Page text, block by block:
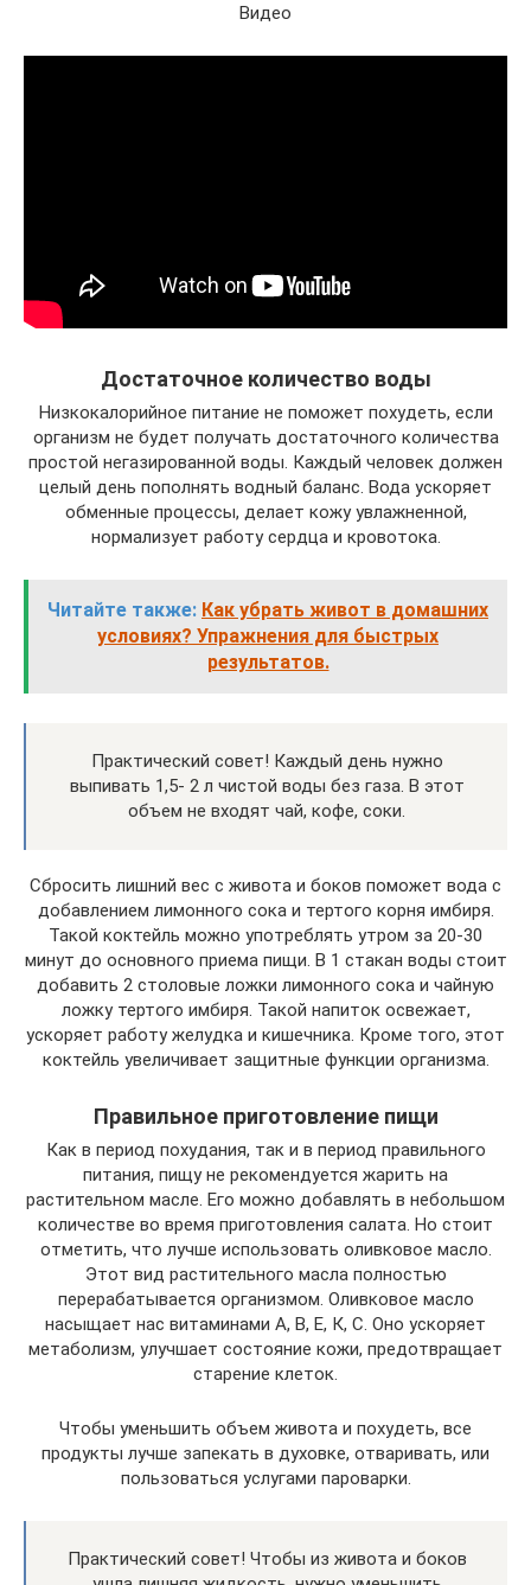
Видео
Достаточное количество воды
Низкокалорийное питание не поможет похудеть, если
организм не будет получать достаточного количества
простой негазированной воды. Каждый человек должен
целый день пополнять водный баланс. Вода ускоряет
обменные процессы, делает кожу увлажненной,
нормализует работу сердца и кровотока.
Читайте также: Как убрать живот в домашних
условиях? Упражнения для быстрых
результатов.
Практический совет! Каждый день нужно
выпивать 1,5- 2 л чистой воды без газа. В этот
объем не входят чай, кофе, соки.
Сбросить лишний вес с живота и боков поможет вода с
добавлением лимонного сока и тертого корня имбиря.
Такой коктейль можно употреблять утром за 20-30
минут до основного приема пищи. В 1 стакан воды стоит
добавить 2 столовые ложки лимонного сока и чайную
ложку тертого имбиря. Такой напиток освежает,
ускоряет работу желудка и кишечника. Кроме того, этот
коктейль увеличивает защитные функции организма.
Правильное приготовление пищи
Как в период похудания, так и в период правильного
питания, пищу не рекомендуется жарить на
растительном масле. Его можно добавлять в небольшом
количестве во время приготовления салата. Но стоит
отметить, что лучше использовать оливковое масло.
Этот вид растительного масла полностью
перерабатывается организмом. Оливковое масло
насыщает нас витаминами А, В, Е, К, С. Оно ускоряет
метаболизм, улучшает состояние кожи, предотвращает
старение клеток.
Чтобы уменьшить объем живота и похудеть, все
продукты лучше запекать в духовке, отваривать, или
пользоваться услугами пароварки.
Практический совет! Чтобы из живота и боков